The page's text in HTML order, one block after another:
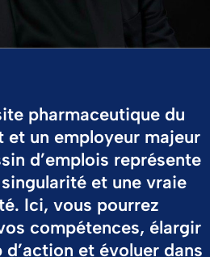
pharmaceutique du
et un employeur majeur
d’emplois représente
et une vraie
Ici, vous pourrez
compétences, élargir
et évoluer dans